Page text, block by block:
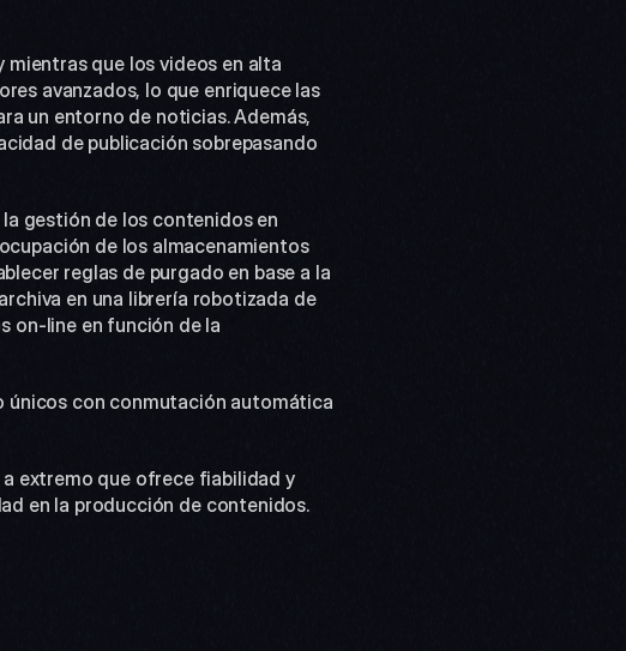
que los videos en alta
avanzados, lo que enriquece las
un entorno de noticias. Además,
de publicación sobrepasando
la gestión de los contenidos en
de los almacenamientos
reglas de purgado en base a la
en una librería robotizada de
on-line en función de la
únicos con conmutación automática
extremo que ofrece fiabilidad y
en la producción de contenidos.